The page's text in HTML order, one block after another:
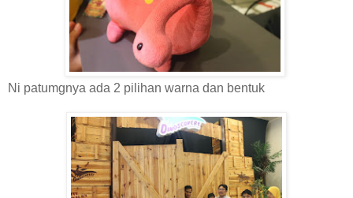
Ni patumgnya ada 2 pilihan warna dan bentuk